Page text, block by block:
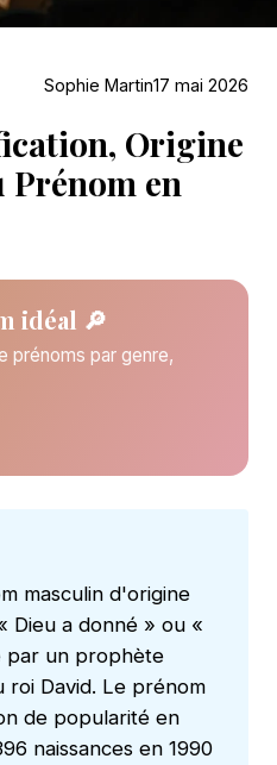
Sophie Martin17 mai 2026
Origine
Prénom en
idéal 🔎
prénoms par genre,
masculin d'origine
Dieu a donné » ou «
par un prophète
roi David. Le prénom
de popularité en
naissances en 1990